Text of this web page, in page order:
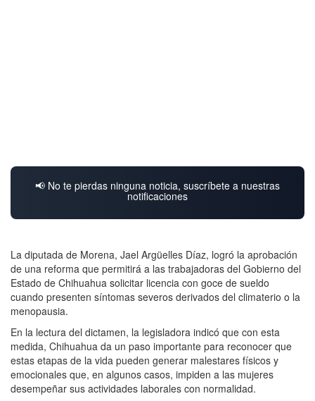
📢 No te pierdas ninguna noticia, suscríbete a nuestras
notificaciones
La diputada de Morena, Jael Argüelles Díaz, logró la aprobación
de una reforma que permitirá a las trabajadoras del Gobierno del
Estado de Chihuahua solicitar licencia con goce de sueldo
cuando presenten síntomas severos derivados del climaterio o la
menopausia.
En la lectura del dictamen, la legisladora indicó que con esta
medida, Chihuahua da un paso importante para reconocer que
estas etapas de la vida pueden generar malestares físicos y
emocionales que, en algunos casos, impiden a las mujeres
desempeñar sus actividades laborales con normalidad.